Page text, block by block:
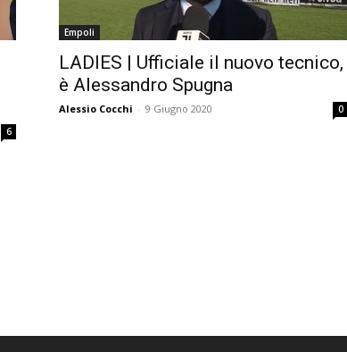
6
Empoli
LADIES | Ufficiale il nuovo tecnico,
è Alessandro Spugna
Alessio Cocchi - 9 Giugno 2020 0